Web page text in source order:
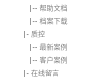
|-- 帮助文档
|-- 档案下载
|- 质控
|-- 最新案例
|-- 客户案例
|- 在线留言